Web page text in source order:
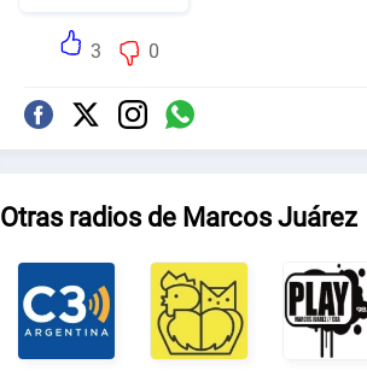
3 0
Otras radios de Marcos Juárez